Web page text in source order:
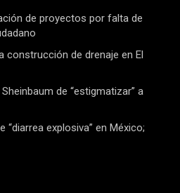
de proyectos por falta de
construcción de drenaje en El
de “estigmatizar” a
explosiva” en México;